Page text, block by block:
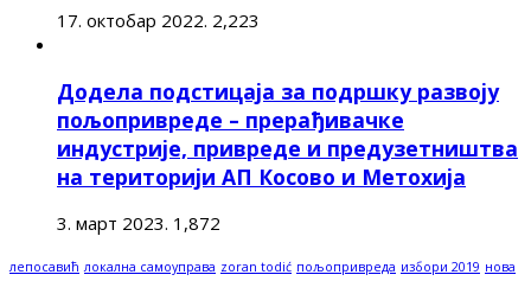
17. октобар 2022. 2,223
Додела подстицаја за подршку развоју
пољопривреде – прерађивачке
индустрије, привреде и предузетништва
на територији АП Косово и Метохија
3. март 2023. 1,872
лепосавић локална самоуправа zoran todić пољопривреда избори 2019 нова